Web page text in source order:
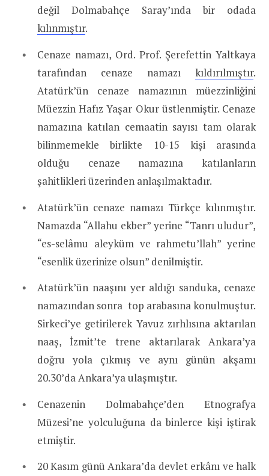
değil Dolmabahçe Saray’ında bir odada
kılınmıştır.
Cenaze namazı, Ord. Prof. Şerefettin Yaltkaya
tarafından cenaze namazı kıldırılmıştır.
Atatürk’ün cenaze namazının müezzinliğini
Müezzin Hafız Yaşar Okur üstlenmiştir. Cenaze
namazına katılan cemaatin sayısı tam olarak
bilinmemekle birlikte 10-15 kişi arasında
olduğu cenaze namazına katılanların
şahitlikleri üzerinden anlaşılmaktadır.
Atatürk’ün cenaze namazı Türkçe kılınmıştır.
Namazda “Allahu ekber” yerine “Tanrı uludur”,
“es-selâmu aleyküm ve rahmetu’llah” yerine
“esenlik üzerinize olsun” denilmiştir.
Atatürk’ün naaşını yer aldığı sanduka, cenaze
namazından sonra top arabasına konulmuştur.
Sirkeci’ye getirilerek Yavuz zırhlısına aktarılan
naaş, İzmit’te trene aktarılarak Ankara’ya
doğru yola çıkmış ve aynı günün akşamı
20.30’da Ankara’ya ulaşmıştır.
Cenazenin Dolmabahçe’den Etnografya
Müzesi’ne yolculuğuna da binlerce kişi iştirak
etmiştir.
20 Kasım günü Ankara’da devlet erkânı ve halk